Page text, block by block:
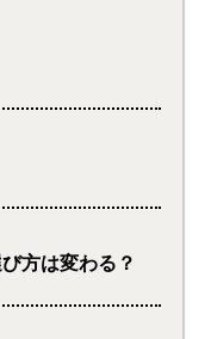
方は変わる？